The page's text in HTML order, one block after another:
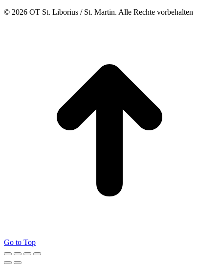
© 2026 OT St. Liborius / St. Martin. Alle Rechte vorbehalten
Go to Top